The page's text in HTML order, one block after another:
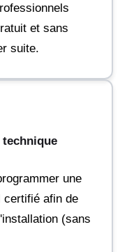
et sans
suite.
une
certifié afin de
(sans